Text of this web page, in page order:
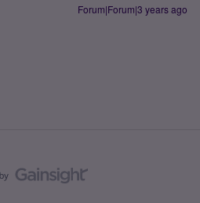
Forum|Forum|3 years ago